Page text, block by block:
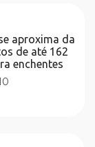
aproxima da
de até 162
enchentes